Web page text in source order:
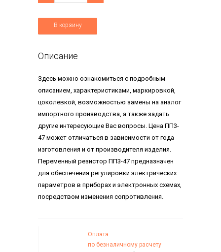
В корзину
Описание
Здесь можно ознакомиться с подробным
описанием, характеристиками, маркировкой,
цоколевкой, возможностью замены на аналог
импортного производства, а также задать
другие интересующие Вас вопросы. Цена ПП3-
47 может отличаться в зависимости от года
изготовления и от производителя изделия.
Переменный резистор ПП3-47 предназначен
для обеспечения регулировки электрических
параметров в приборах и электронных схемах,
посредством изменения сопротивления.
Оплата
по безналичному расчету